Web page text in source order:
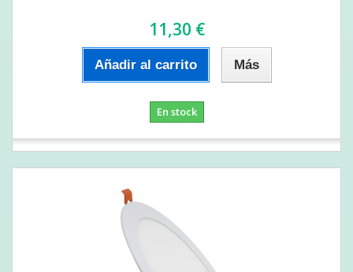
11,30 €
Añadir al carrito Más
En stock